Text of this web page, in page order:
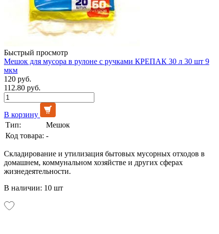
Быстрый просмотр
Мешок для мусора в рулоне с ручками КРЕПАК 30 л 30 шт 9
мкм
120 руб.
112.80 руб.
В корзину
Тип:
Мешок
Код товара: -
Складирование и утилизация бытовых мусорных отходов в
домашнем, коммунальном хозяйстве и других сферах
жизнедеятельности.
В наличии: 10 шт